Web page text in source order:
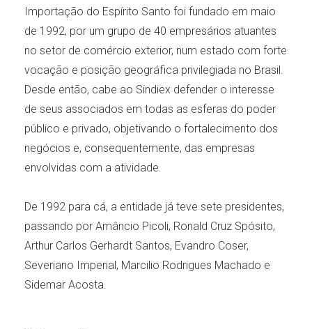
Importação do Espírito Santo foi fundado em maio
de 1992, por um grupo de 40 empresários atuantes
no setor de comércio exterior, num estado com forte
vocação e posição geográfica privilegiada no Brasil.
Desde então, cabe ao Sindiex defender o interesse
de seus associados em todas as esferas do poder
público e privado, objetivando o fortalecimento dos
negócios e, consequentemente, das empresas
envolvidas com a atividade.
De 1992 para cá, a entidade já teve sete presidentes,
passando por Amâncio Picoli, Ronald Cruz Spósito,
Arthur Carlos Gerhardt Santos, Evandro Coser,
Severiano Imperial, Marcilio Rodrigues Machado e
Sidemar Acosta.